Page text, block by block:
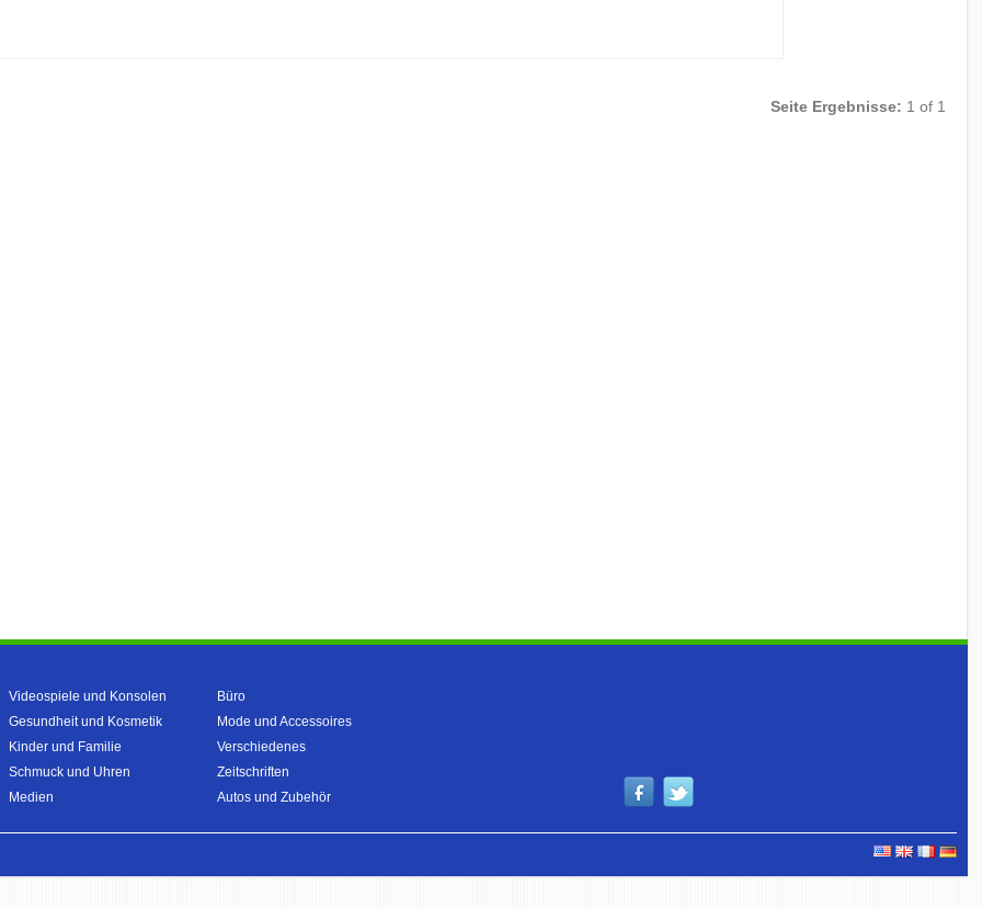
Seite Ergebnisse: 1 of 1
Videospiele und Konsolen
Gesundheit und Kosmetik
Kinder und Familie
Schmuck und Uhren
Medien
Büro
Mode und Accessoires
Verschiedenes
Zeitschriften
Autos und Zubehör